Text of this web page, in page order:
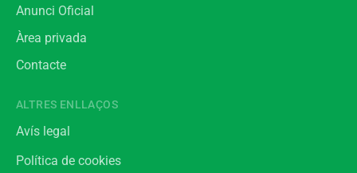
Anunci Oficial
Àrea privada
Contacte
ALTRES ENLLAÇOS
Avís legal
Política de cookies